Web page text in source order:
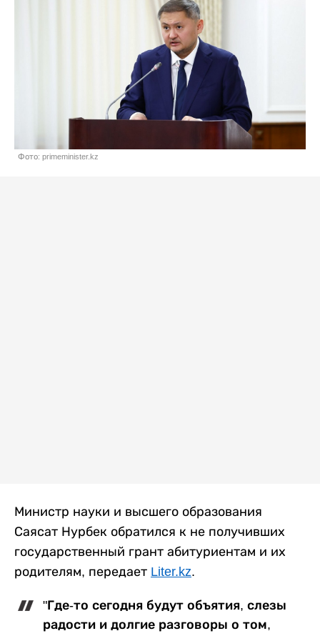
Фото: primeminister.kz
Министр науки и высшего образования
Саясат Нурбек обратился к не получивших
государственный грант абитуриентам и их
родителям, передает Liter.kz.
"Где-то сегодня будут объятия, слезы
радости и долгие разговоры о том,